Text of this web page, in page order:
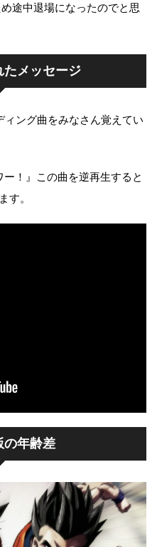
途中退場になったのでと思
たメッセージ
ング曲をみなさん覚えてい
ー！』この曲を逆再生すると
す。
の年齢差